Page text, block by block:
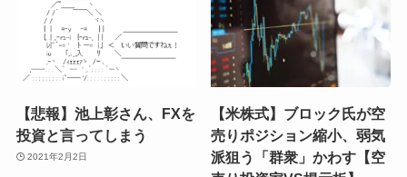
【悲報】池上彰さん、FXを
投資と言ってしまう
2021年2月2日
【米株式】ブロック氏が空
売りポジション縮小、弱気
派狙う「群衆」かわす【空